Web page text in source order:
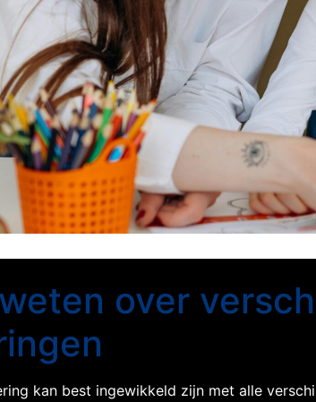
over
kan best ingewikkeld zijn met alle